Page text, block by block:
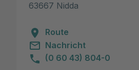
63667 Nidda
Route
Nachricht
(0 60 43) 804-0